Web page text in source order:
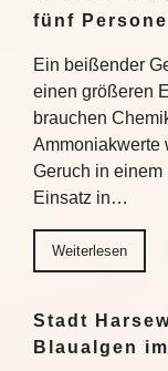
fünf
Ein beißender
einen größeren
brauchen
Geruch in
Einsatz in…
Weiterlesen
Stadt
Blaualgen